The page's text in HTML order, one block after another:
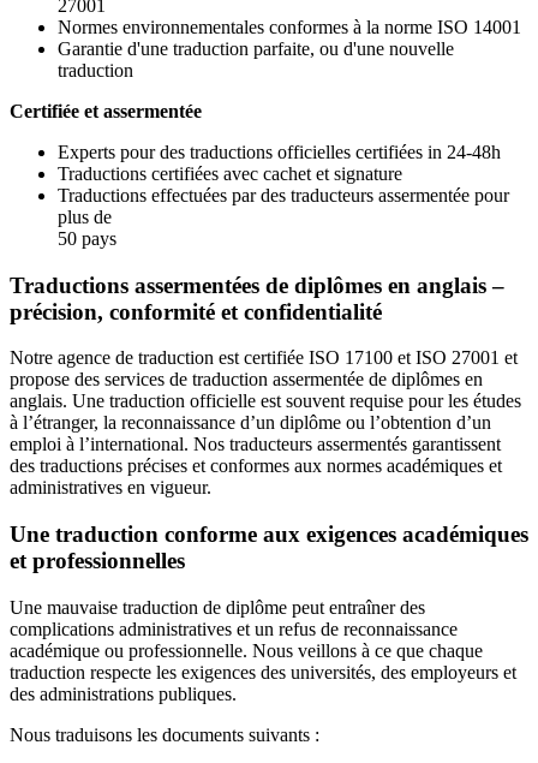
27001
Normes environnementales conformes à la norme ISO 14001
Garantie d'une traduction parfaite, ou d'une nouvelle
traduction
Certifiée et assermentée
Experts pour des traductions officielles certifiées in 24-48h
Traductions certifiées avec cachet et signature
Traductions effectuées par des traducteurs assermentée pour
plus de
50 pays
Traductions assermentées de diplômes en anglais –
précision, conformité et confidentialité
Notre agence de traduction est certifiée ISO 17100 et ISO 27001 et
propose des services de traduction assermentée de diplômes en
anglais. Une traduction officielle est souvent requise pour les études
à l’étranger, la reconnaissance d’un diplôme ou l’obtention d’un
emploi à l’international. Nos traducteurs assermentés garantissent
des traductions précises et conformes aux normes académiques et
administratives en vigueur.
Une traduction conforme aux exigences académiques
et professionnelles
Une mauvaise traduction de diplôme peut entraîner des
complications administratives et un refus de reconnaissance
académique ou professionnelle. Nous veillons à ce que chaque
traduction respecte les exigences des universités, des employeurs et
des administrations publiques.
Nous traduisons les documents suivants :